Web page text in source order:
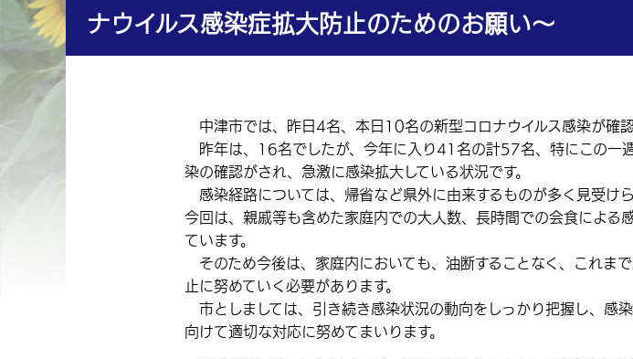
ナウイルス感染症拡大防止のためのお願い～
中津市では、昨日4名、本日10名の新型コロナウイルス感染が確認
昨年は、16名でしたが、今年に入り41名の計57名、特にこの一
染の確認がされ、急激に感染拡大している状況です。
感染経路については、帰省など県外に由来するものが多く見受けら
今回は、親戚等も含めた家庭内での大人数、長時間での会食による
ています。
そのため今後は、家庭内においても、油断することなく、これま
止に努めていく必要があります。
市としましては、引き続き感染状況の動向をしっかり把握し、感
向けて適切な対応に努めてまいります。